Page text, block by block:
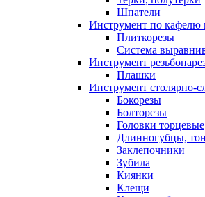
Шпатели
Инструмент по кафелю
Плиткорезы
Система
Инструмент
Плашки
Инструмент столярно-
Бокорезы
Болторезы
Головки торцевые
Длинногубцы,
Заклепочники
Зубила
Киянки
Клещи